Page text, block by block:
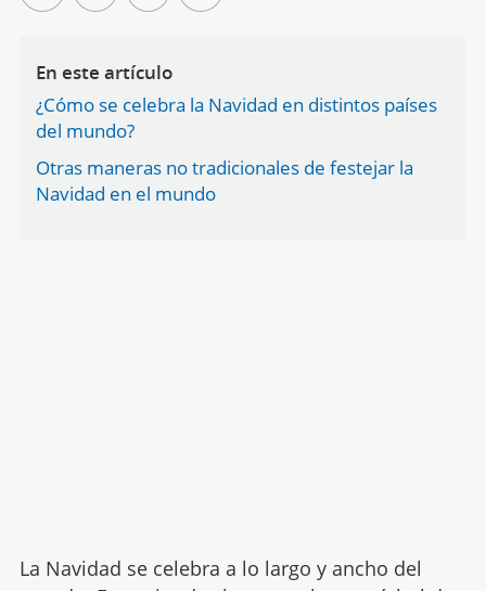
En este artículo
¿Cómo se celebra la Navidad en distintos países
del mundo?
Otras maneras no tradicionales de festejar la
Navidad en el mundo
La Navidad se celebra a lo largo y ancho del